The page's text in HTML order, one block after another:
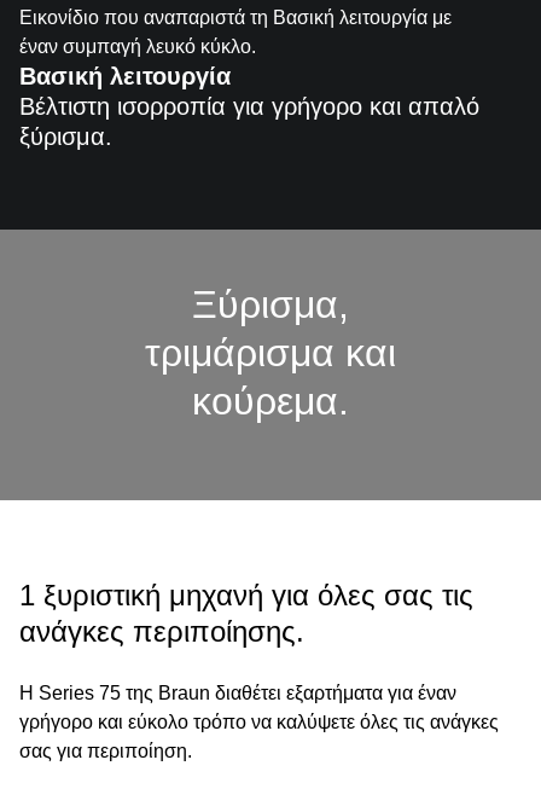
Εικονίδιο που αναπαριστά τη Βασική λειτουργία με
έναν συμπαγή λευκό κύκλο.
Βασική λειτουργία
Βέλτιστη ισορροπία για γρήγορο και απαλό
ξύρισμα.
Ξύρισμα,
τριμάρισμα και
κούρεμα.
1 ξυριστική μηχανή για όλες σας τις
ανάγκες περιποίησης.
Η Series 75 της Braun διαθέτει εξαρτήματα για έναν
γρήγορο και εύκολο τρόπο να καλύψετε όλες τις ανάγκες
σας για περιποίηση.